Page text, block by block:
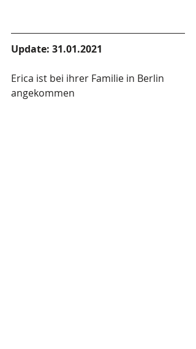
Update: 31.01.2021
Erica ist bei ihrer Familie in Berlin
angekommen